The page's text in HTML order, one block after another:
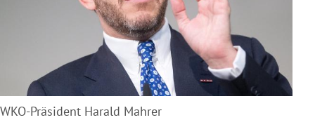
WKO-Präsident Harald Mahrer